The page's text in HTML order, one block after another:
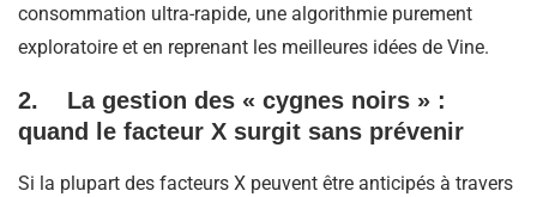
consommation ultra-rapide, une algorithmie purement
exploratoire et en reprenant les meilleures idées de Vine.
2. La gestion des « cygnes noirs » :
quand le facteur X surgit sans prévenir
Si la plupart des facteurs X peuvent être anticipés à travers